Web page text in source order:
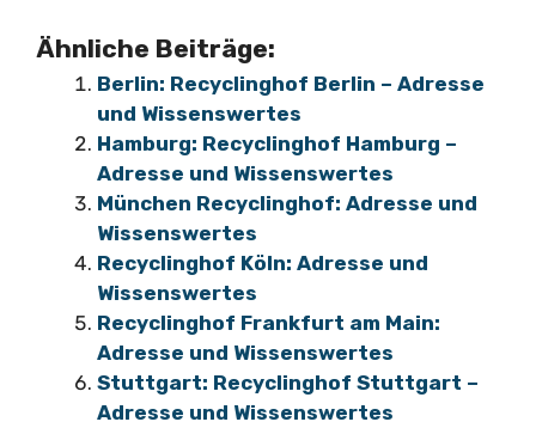
Ähnliche Beiträge:
Berlin: Recyclinghof Berlin – Adresse
und Wissenswertes
Hamburg: Recyclinghof Hamburg –
Adresse und Wissenswertes
München Recyclinghof: Adresse und
Wissenswertes
Recyclinghof Köln: Adresse und
Wissenswertes
Recyclinghof Frankfurt am Main:
Adresse und Wissenswertes
Stuttgart: Recyclinghof Stuttgart –
Adresse und Wissenswertes